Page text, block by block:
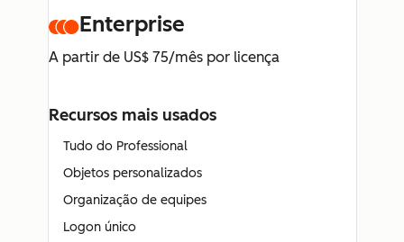
Enterprise
A partir de US$ 75/mês por licença
Recursos mais usados
Tudo do Professional
Objetos personalizados
Organização de equipes
Logon único